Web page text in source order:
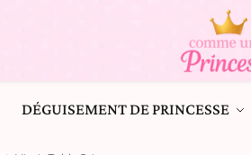
DÉGUISEMENT DE PRINCESSE